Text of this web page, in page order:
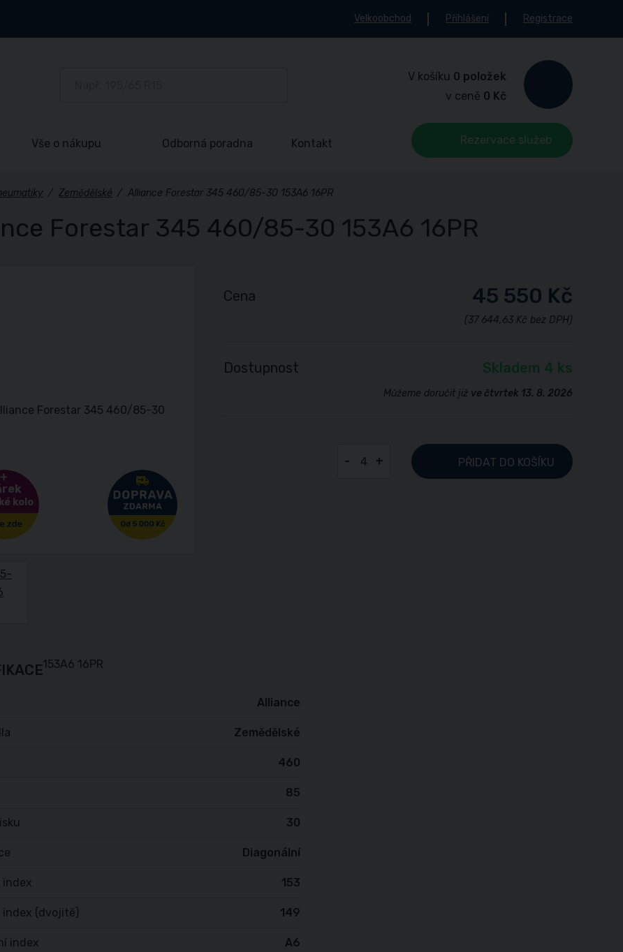
Velkoobchod Přihlášení Registrace
V košíku 0 položek
v ceně 0 Kč
Vše o nákupu Odborná poradna Kontakt Rezervace služeb
/ Zemědělské / Alliance Forestar 345 460/85-30 153A6 16PR
Forestar 345 460/85-30 153A6 16PR
kolo
Cena 45 550 Kč
(37 644,63 Kč bez DPH)
Dostupnost Skladem 4 ks
Můžeme doručit již ve čtvrtek 13. 8. 2026
- + PŘIDAT DO KOŠÍKU
Alliance
Zemědělské
460
85
30
Diagonální
index 153
index (dvojitě) 149
index A6